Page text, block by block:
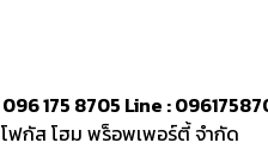
175 8705 Line :
ฟกัส โฮม พร็อพเพอร์ตี้ จำกัด